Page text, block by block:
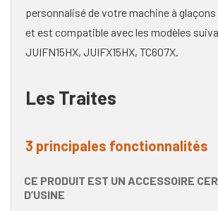
personnalisé de votre machine à
et est compatible avec les modèles
JUIFN15HX, JUIFX15HX, TC607X.
Les Traites
3 principales fonctionnalités
CE PRODUIT EST UN ACCESSOIRE
D’USINE